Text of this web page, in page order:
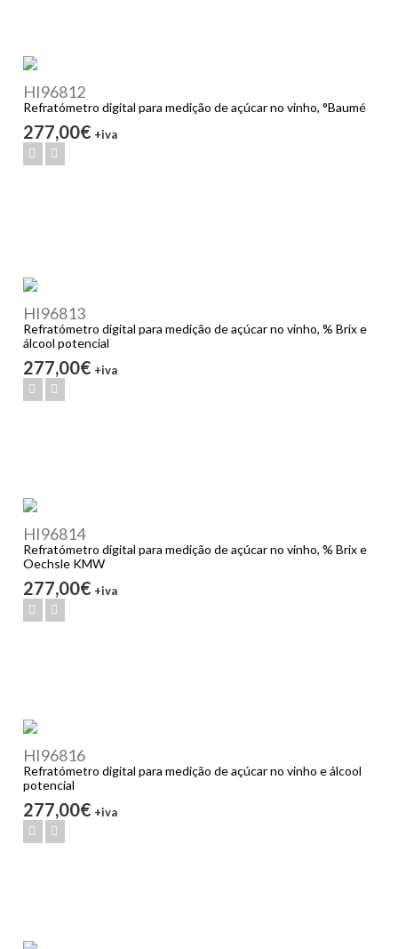
HI96812
Refratómetro digital para medição de açúcar no vinho, °Baumé
277,00€ +iva
HI96813
Refratómetro digital para medição de açúcar no vinho, % Brix e
álcool potencial
277,00€ +iva
HI96814
Refratómetro digital para medição de açúcar no vinho, % Brix e
Oechsle KMW
277,00€ +iva
HI96816
Refratómetro digital para medição de açúcar no vinho e álcool
potencial
277,00€ +iva